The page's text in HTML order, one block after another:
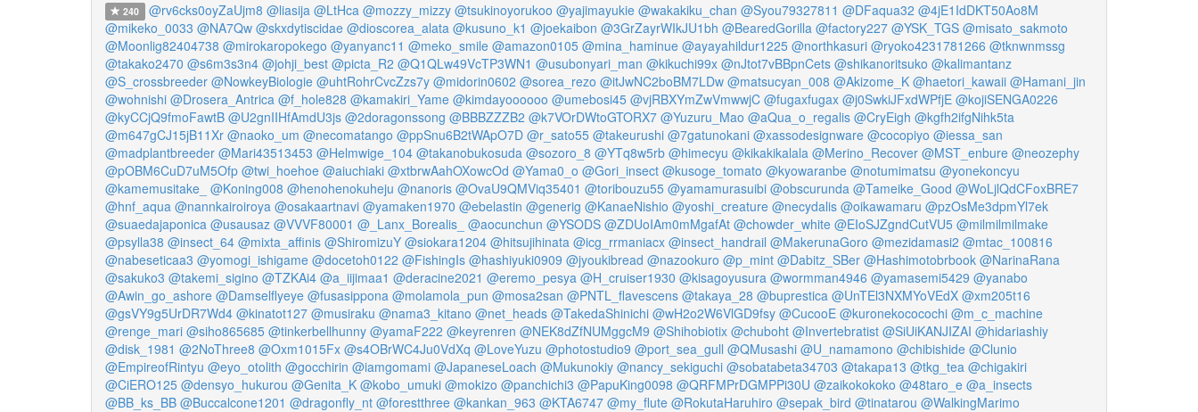
240 @rv6cks0oyZaUjm8 @liasija @LtHca @mozzy_mizzy @tsukinoyorukoo @yajimayukie @wakakiku_chan @Syou79327811 @DFaqua32 @4jE1IdDKT50Ao8M
@mikeko_0033 @NA7Qw @skxdytiscidae @dioscorea_alata @kusuno_k1 @joekaibon @3GrZayrWIkJU1bh @BearedGorilla @factory227 @YSK_TGS @misato_sakmoto
@Moonlig82404738 @mirokaropokego @yanyanc11 @meko_smile @amazon0105 @mina_haminue @ayayahildur1225 @northkasuri @ryoko4231781266 @tknwnmssg
@takako2470 @s6m3s3n4 @johji_best @picta_R2 @Q1QLw49VcTP3WN1 @usubonyari_man @kikuchi99x @nJtot7vBBpnCets @shikanoritsuko @kalimantanz
@S_crossbreeder @NowkeyBiologie @uhtRohrCvcZzs7y @midorin0602 @sorea_rezo @itJwNC2boBM7LDw @matsucyan_008 @Akizome_K @haetori_kawaii @Hamani_jin
@wohnishi @Drosera_Antrica @f_hole828 @kamakiri_Yame @kimdayoooooo @umebosi45 @vjRBXYmZwVmwwjC @fugaxfugax @j0SwkiJFxdWPfjE @kojiSENGA0226
@kyCCjQ9fmoFawtB @U2gnIIHfAmdU3js @2doragonssong @BBBZZZB2 @k7VOrDWtoGTORX7 @Yuzuru_Mao @aQua_o_regalis @CryEigh @kgfh2ifgNihk5ta
@m647gCJ15jB11Xr @naoko_um @necomatango @ppSnu6B2tWApO7D @r_sato55 @takeurushi @7gatunokani @xassodesignware @cocopiyo @iessa_san
@madplantbreeder @Mari43513453 @Helmwige_104 @takanobukosuda @sozoro_8 @YTq8w5rb @himecyu @kikakikalala @Merino_Recover @MST_enbure @neozephy
@pOBM6CuD7uM5Ofp @twi_hoehoe @aiuchiaki @xtbrwAahOXowcOd @Yama0_o @Gori_insect @kusoge_tomato @kyowaranbe @notumimatsu @yonekoncyu
@kamemusitake_ @Koning008 @henohenokuheju @nanoris @OvaU9QMViq35401 @toribouzu55 @yamamurasuibi @obscurunda @Tameike_Good @WoLjlQdCFoxBRE7
@hnf_aqua @nannkairoiroya @osakaartnavi @yamaken1970 @ebelastin @generig @KanaeNishio @yoshi_creature @necydalis @oikawamaru @pzOsMe3dpmYl7ek
@suaedajaponica @usausaz @VVVF80001 @_Lanx_Borealis_ @aocunchun @YSODS @ZDUoIAm0mMgafAt @chowder_white @EIoSJZgndCutVU5 @milmilmilmake
@psylla38 @insect_64 @mixta_affinis @ShiromizuY @siokara1204 @hitsujihinata @icg_rrmaniacx @insect_handrail @MakerunaGoro @mezidamasi2 @mtac_100816
@nabeseticaa3 @yomogi_ishigame @docetoh0122 @FishingIs @hashiyuki0909 @jyoukibread @nazookuro @p_mint @Dabitz_SBer @Hashimotobrbook @NarinaRana
@sakuko3 @takemi_sigino @TZKAi4 @a_iijimaa1 @deracine2021 @eremo_pesya @H_cruiser1930 @kisagoyusura @wormman4946 @yamasemi5429 @yanabo
@Awin_go_ashore @Damselflyeye @fusasippona @molamola_pun @mosa2san @PNTL_flavescens @takaya_28 @buprestica @UnTEl3NXMYoVEdX @xm205t16
@gsVY9g5UrDR7Wd4 @kinatot127 @musiraku @nama3_kitano @net_heads @TakedaShinichi @wH2o2W6VlGD9fsy @CucooE @kuronekococochi @m_c_machine
@renge_mari @siho865685 @tinkerbellhunny @yamaF222 @keyrenren @NEK8dZfNUMggcM9 @Shihobiotix @chuboht @Invertebratist @SiUiKANJIZAI @hidariashiy
@disk_1981 @2NoThree8 @Oxm1015Fx @s4OBrWC4Ju0VdXq @LoveYuzu @photostudio9 @port_sea_gull @QMusashi @U_namamono @chibishide @Clunio
@EmpireofRintyu @eyo_otolith @gocchirin @iamgomami @JapaneseLoach @Mukunokiy @nancy_sekiguchi @sobatabeta34703 @takapa13 @tkg_tea @chigakiri
@CiERO125 @densyo_hukurou @Genita_K @kobo_umuki @mokizo @panchichi3 @PapuKing0098 @QRFMPrDGMPPi30U @zaikokokoko @48taro_e @a_insects
@BB_ks_BB @Buccalcone1201 @dragonfly_nt @forestthree @kankan_963 @KTA6747 @my_flute @RokutaHaruhiro @sepak_bird @tinatarou @WalkingMarimo